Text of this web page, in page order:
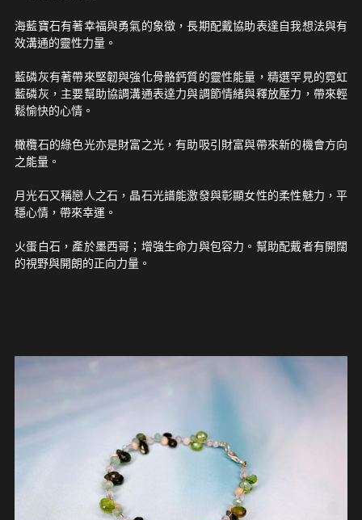
海藍寶石有著幸福與勇氣的象徵，長期配戴協助表達自我想法與有
效溝通的靈性力量。
藍磷灰有著帶來堅韌與強化骨骼鈣質的靈性能量，精選罕見的霓虹
藍磷灰，主要幫助協調溝通表達力與調節情緒與釋放壓力，帶來輕
鬆愉快的心情。
橄欖石的綠色光亦是財富之光，有助吸引財富與帶來新的機會方向
之能量。
月光石又稱戀人之石，晶石光譜能激發與彰顯女性的柔性魅力，平
穩心情，帶來幸運。
火蛋白石，產於墨西哥；增強生命力與包容力。幫助配戴者有開闊
的視野與開朗的正向力量。